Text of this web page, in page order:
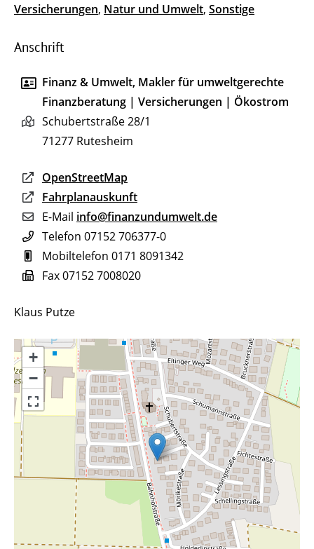
Versicherungen, Natur und Umwelt, Sonstige
Anschrift
Finanz & Umwelt, Makler für umweltgerechte
Finanzberatung | Versicherungen | Ökostrom
Schubertstraße 28/1
71277 Rutesheim
OpenStreetMap
Fahrplanauskunft
E-Mail info@finanzundumwelt.de
Telefon 07152 706377-0
Mobiltelefon 0171 8091342
Fax07152 7008020
Klaus Putze
+
−